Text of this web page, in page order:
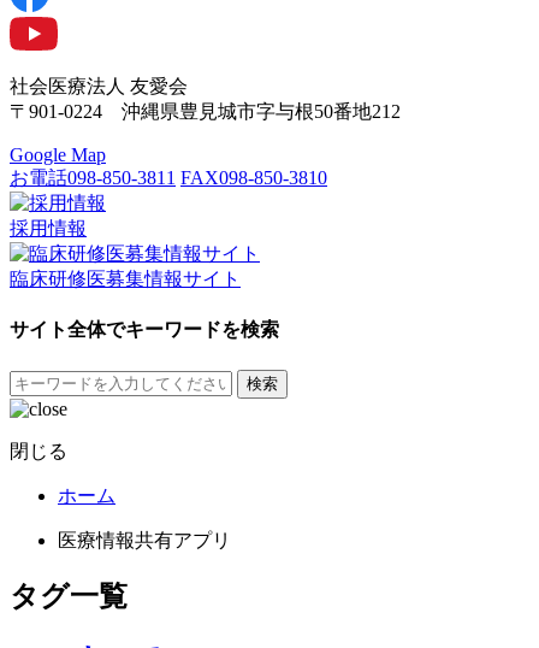
社会医療法人 友愛会
〒901-0224 沖縄県豊見城市字与根50番地212
Google Map
お電話098-850-3811 FAX098-850-3810
採用情報
臨床研修医募集情報サイト
サイト全体でキーワードを検索
検索
閉じる
ホーム
医療情報共有アプリ
タグ一覧